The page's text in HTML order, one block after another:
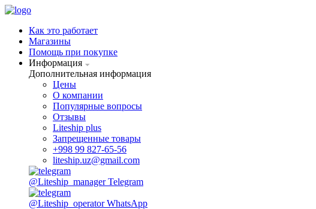
Как это работает
Магазины
Помощь при покупке
Информация
Дополнительная информация
Цены
О компании
Популярные вопросы
Отзывы
Liteship plus
Запрещенные товары
+998 99 827-65-56
liteship.uz@gmail.com
@Liteship_manager Telegram
@Liteship_operator WhatsApp